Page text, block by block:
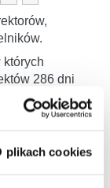
plikach cookies
których
286 dni
średnio o
że